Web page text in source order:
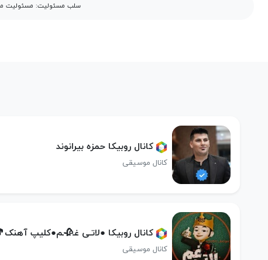
سلب مسئولیت: مسئولیت
کانال روبیکا حمزه بیرانوند
کانال موسیقی
کانال روبیکا ●لاتـی غـ🥀ـم●کلیپ
کانال موسیقی